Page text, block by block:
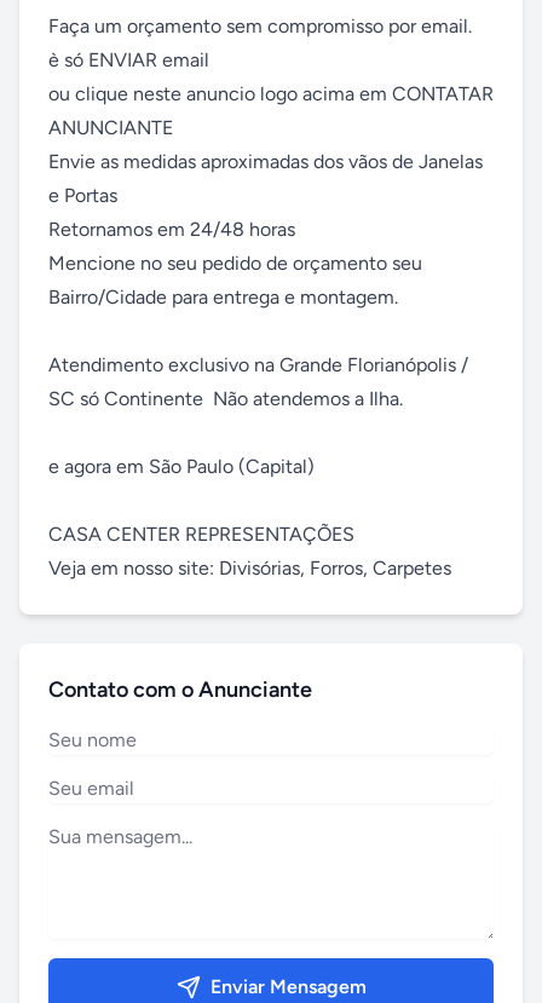
Faça um orçamento sem compromisso por email.
è só ENVIAR email
ou clique neste anuncio logo acima em CONTATAR
ANUNCIANTE
Envie as medidas aproximadas dos vãos de Janelas
e Portas
Retornamos em 24/48 horas
Mencione no seu pedido de orçamento seu
Bairro/Cidade para entrega e montagem.
Atendimento exclusivo na Grande Florianópolis /
SC só Continente  Não atendemos a Ilha.
e agora em São Paulo (Capital)
CASA CENTER REPRESENTAÇÕES
Veja em nosso site: Divisórias, Forros, Carpetes
Contato com o Anunciante
Enviar Mensagem